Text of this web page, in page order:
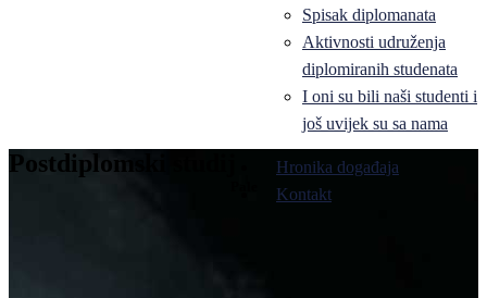
Spisak diplomanata
Aktivnosti udruženja
diplomiranih studenata
I oni su bili naši studenti i
još uvijek su sa nama
Hronika događaja
Kontakt
Postdiplomski studij